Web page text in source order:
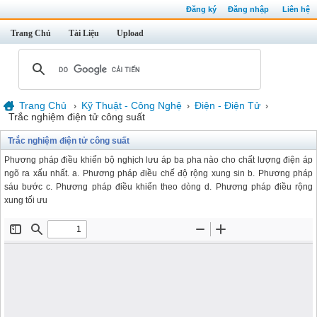
Đăng ký Đăng nhập Liên hệ
Trang Chủ Tài Liệu Upload
Trang Chủ › Kỹ Thuật - Công Nghệ › Điện - Điện Tử ›
Trắc nghiệm điện tử công suất
Trắc nghiệm điện tử công suất
Phương pháp điều khiển bộ nghịch lưu áp ba pha nào cho chất lượng điện áp
ngõ ra xấu nhất. a. Phương pháp điều chế độ rộng xung sin b. Phương pháp
sáu bước c. Phương pháp điều khiển theo dòng d. Phương pháp điều rộng
xung tối ưu